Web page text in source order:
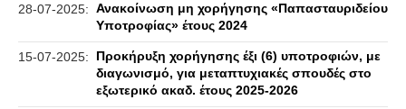
28-07-2025: Ανακοίνωση μη χορήγησης «Παπασταυριδείου
Υποτροφίας» έτους 2024
15-07-2025:
Προκήρυξη χορήγησης έξι (6) υποτροφιών, με
διαγωνισμό, για μεταπτυχιακές σπουδές στο
εξωτερικό ακαδ. έτους 2025-2026